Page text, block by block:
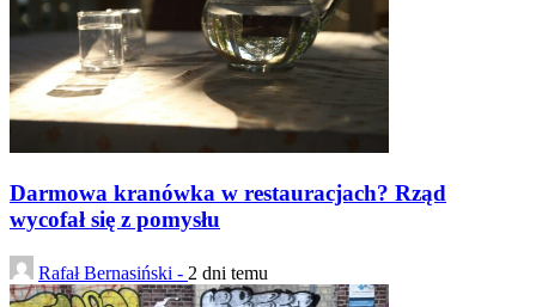
Darmowa kranówka w restauracjach? Rząd
wycofał się z pomysłu
Rafał Bernasiński - 2 dni temu